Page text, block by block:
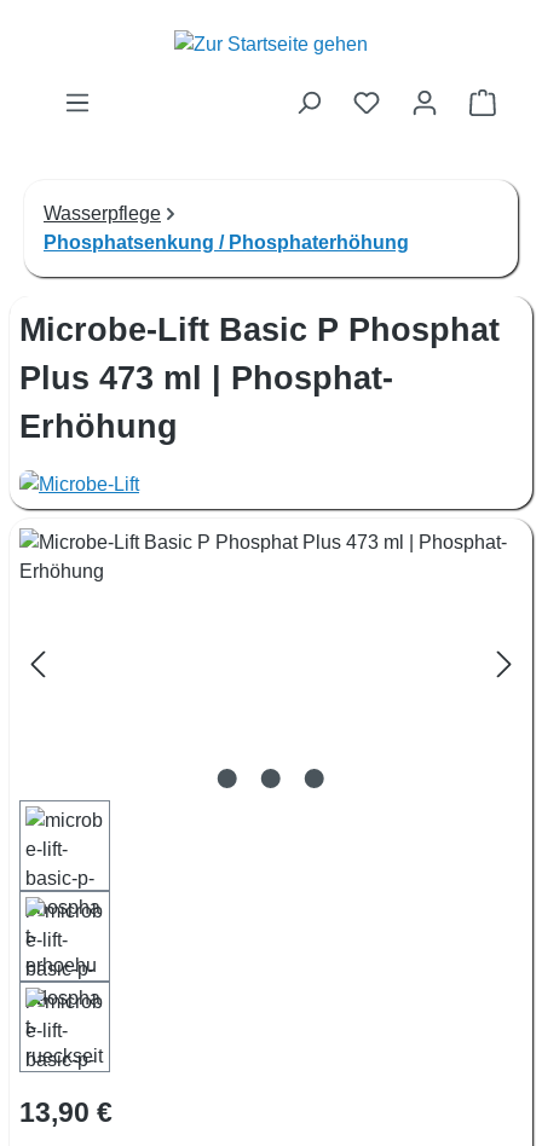
Zum Hauptinhalt springen
Wasserpflege
Phosphatsenkung / Phosphaterhöhung
Microbe-Lift Basic P Phosphat
Plus 473 ml | Phosphat-
Erhöhung
Bildergalerie überspringen
Regulärer Preis:
13,90 €